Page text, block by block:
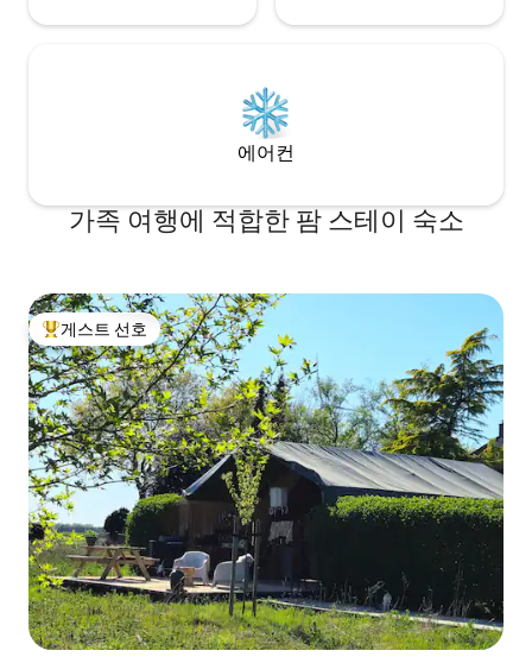
에어컨
가족 여행에 적합한 팜 스테이 숙소
상위 게스트 선호
게스트 선호